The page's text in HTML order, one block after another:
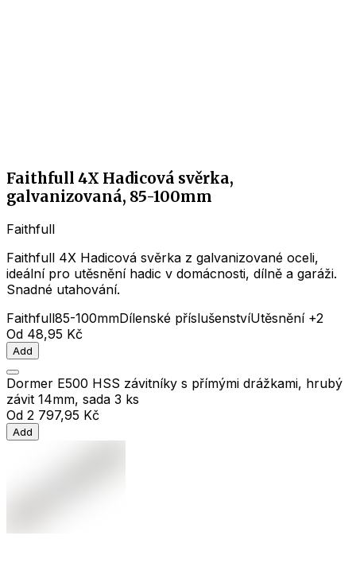
Faithfull 4X Hadicová svěrka,
galvanizovaná, 85-100mm
Faithfull
Faithfull 4X Hadicová svěrka z galvanizované oceli,
ideální pro utěsnění hadic v domácnosti, dílně a garáži.
Snadné utahování.
Faithfull85-100mmDílenské příslušenstvíUtěsnění+2
Od 48,95 Kč
Add
Dormer E500 HSS závitníky s přímými drážkami, hrubý
závit 14mm, sada 3 ks
Od 2 797,95 Kč
Add